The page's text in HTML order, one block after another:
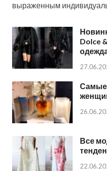
выраженным
Dolce
Самые
Все